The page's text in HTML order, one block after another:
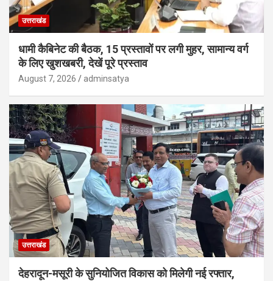
उत्तराखंड
धामी कैबिनेट की बैठक, 15 प्रस्तावों पर लगी मुहर, सामान्य वर्ग
के लिए खुशखबरी, देखें पूरे प्रस्ताव
August 7, 2026 adminsatya
उत्तराखंड
देहरादून-मसूरी के सुनियोजित विकास को मिलेगी नई रफ्तार,